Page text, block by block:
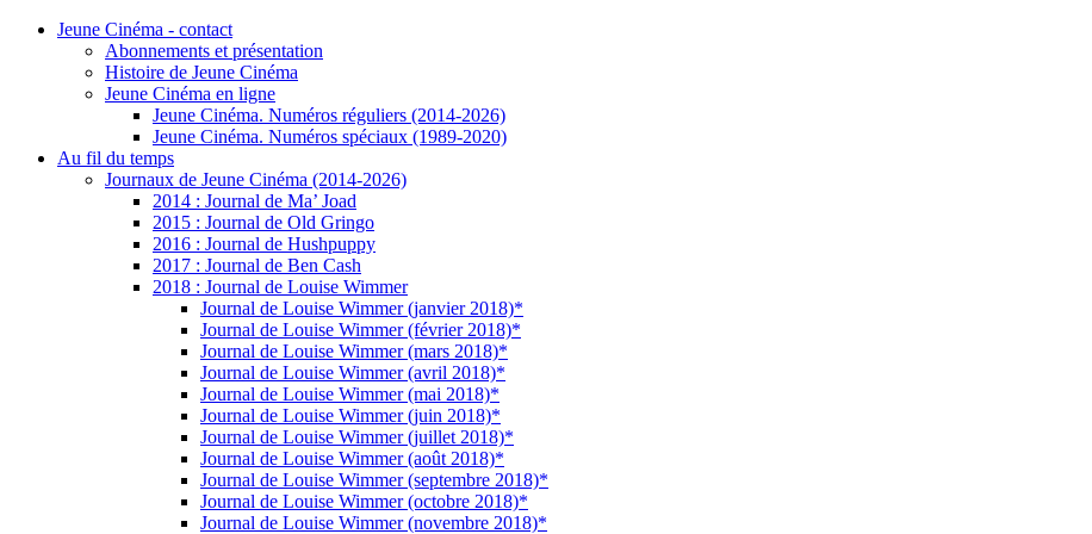
Jeune Cinéma - contact
Abonnements et présentation
Histoire de Jeune Cinéma
Jeune Cinéma en ligne
Jeune Cinéma. Numéros réguliers (2014-2026)
Jeune Cinéma. Numéros spéciaux (1989-2020)
Au fil du temps
Journaux de Jeune Cinéma (2014-2026)
2014 : Journal de Ma’ Joad
2015 : Journal de Old Gringo
2016 : Journal de Hushpuppy
2017 : Journal de Ben Cash
2018 : Journal de Louise Wimmer
Journal de Louise Wimmer (janvier 2018)*
Journal de Louise Wimmer (février 2018)*
Journal de Louise Wimmer (mars 2018)*
Journal de Louise Wimmer (avril 2018)*
Journal de Louise Wimmer (mai 2018)*
Journal de Louise Wimmer (juin 2018)*
Journal de Louise Wimmer (juillet 2018)*
Journal de Louise Wimmer (août 2018)*
Journal de Louise Wimmer (septembre 2018)*
Journal de Louise Wimmer (octobre 2018)*
Journal de Louise Wimmer (novembre 2018)*